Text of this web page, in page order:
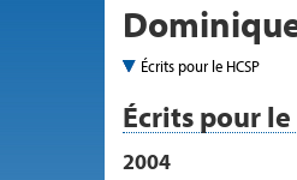
Écrits pour le HCSP
Écrits pour le
2004